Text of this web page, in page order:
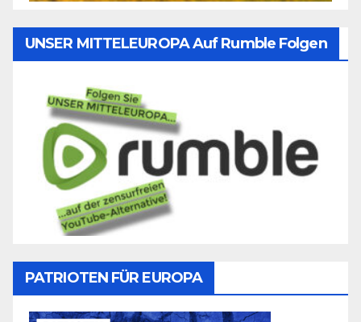
UNSER MITTELEUROPA Auf Rumble Folgen
PATRIOTEN FÜR EUROPA